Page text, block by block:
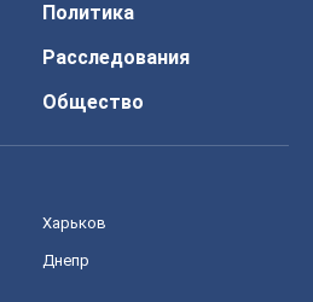
Политика
Расследования
Общество
Харьков
Днепр